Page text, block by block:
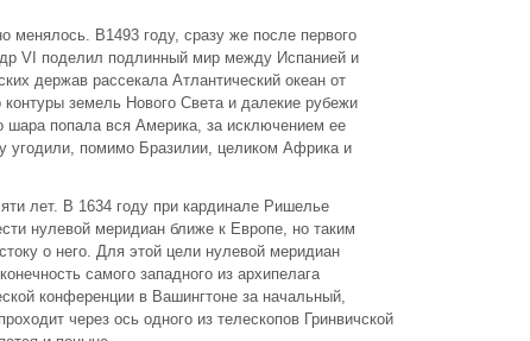
менялось. В1493 году, сразу же после первого
VI поделил подлинный мир между Испанией и
держав рассекала Атлантический океан от
земель Нового Света и далекие рубежи
шара попала вся Америка, за исключением ее
угодили, помимо Бразилии, целиком Африка и
лет. В 1634 году при кардинале Ришелье
нулевой меридиан ближе к Европе, но таким
о него. Для этой цели нулевой меридиан
самого западного из архипелага
конференции в Вашингтоне за начальный,
через ось одного из телескопов Гринвичской